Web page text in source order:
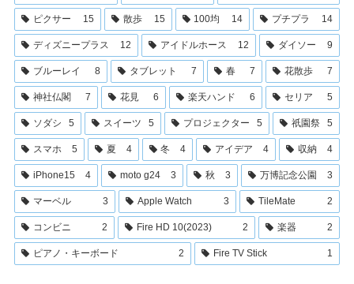
ピクサー 15 散歩 15 100均 14 プチプラ 14
ディズニープラス 12 アイドルホース 12 ダイソー 9
ブルーレイ 8 タブレット 7 春 7 花散歩 7
神社仏閣 7 花見 6 楽天ハンド 6 セリア 5
ソダシ 5 スイーツ 5 プロジェクター 5 祇園祭 5
スマホ 5 夏 4 冬 4 アイデア 4 収納 4
iPhone15 4 moto g24 3 秋 3 万博記念公園 3
マーベル 3 Apple Watch 3 TileMate 2
コンビニ 2 Fire HD 10(2023) 2 楽器 2
ピアノ・キーボード 2 Fire TV Stick 1